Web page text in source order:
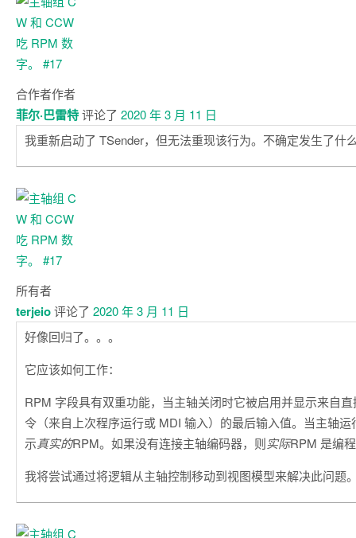
合作者作者
菲尔·巴雷特评论了 2020 年 3 月 11 日
我重新启动了 TSender，但无法重现该行为。不确定发生了什
所有者
terjeio评论了 2020 年 3 月 11 日
好像回归了。。。
它应该如何工作：
RPM 字段具有双重功能，当主轴关闭时它被启用并显示来自
令（来自上次程序运行或 MDI 输入）的最后输入值。当主轴
示真实的RPM。如果没有连接主轴编码器，则实际RPM 是编
我将尝试通过将逻辑从主轴控制移动到视图模型来解决此问题